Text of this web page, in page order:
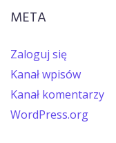
META
Zaloguj się
Kanał wpisów
Kanał komentarzy
WordPress.org